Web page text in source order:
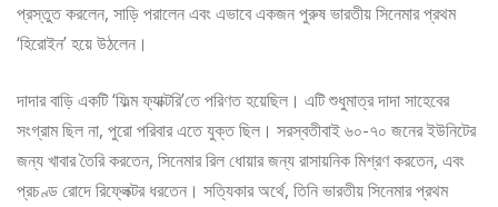
প্রস্তুত করলেন, সাড়ি পরালেন এবং এভাবে একজন পুরুষ ভারতীয় সিনেমার প্রথম
‘হিরোইন’ হয়ে উঠলেন।
দাদার বাড়ি একটি ‘ফিল্ম ফ্যাক্টরি’তে পরিণত হয়েছিল। এটি শুধুমাত্র দাদা সাহেবের
সংগ্রাম ছিল না, পুরো পরিবার এতে যুক্ত ছিল। সরস্বতীবাই ৬০-৭০ জনের ইউনিটের
জন্য খাবার তৈরি করতেন, সিনেমার রিল ধোয়ার জন্য রাসায়নিক মিশ্রণ করতেন, এবং
প্রচণ্ড রোদে রিফ্লেক্টর ধরতেন। সত্যিকার অর্থে, তিনি ভারতীয় সিনেমার প্রথম